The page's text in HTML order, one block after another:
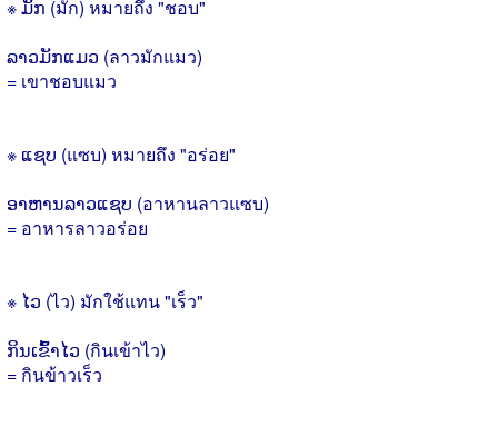
※ ມັກ (มัก) หมายถึง "ชอบ"
ລາວມັກແມວ (ลาวมักแมว)
= เขาชอบแมว
※ ແຊບ (แซบ) หมายถึง "อร่อย"
ອາຫານລາວແຊບ (อาหานลาวแซบ)
= อาหารลาวอร่อย
※ ໄວ (ไว) มักใช้แทน "เร็ว"
ກິນເຂົ້າໄວ (กินเข้าไว)
= กินข้าวเร็ว